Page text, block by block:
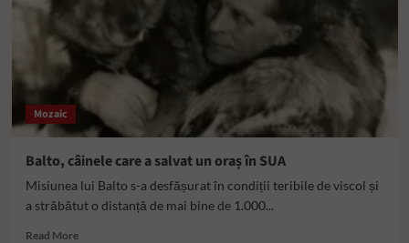
Mozaic
Balto, câinele care a salvat un oraș în SUA
Misiunea lui Balto s-a desfășurat în condiții teribile de viscol și
a străbătut o distanță de mai bine de 1.000...
Read MoreRead